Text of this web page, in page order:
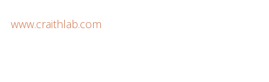
www.craithlab.com